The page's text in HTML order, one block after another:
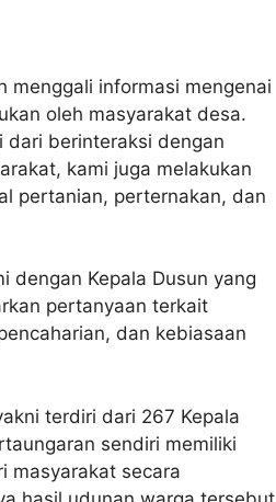
menggali informasi mengenai
oleh masyarakat desa.
dari berinteraksi dengan
kami juga melakukan
pertanian, perternakan, dan
dengan Kepala Dusun yang
pertanyaan terkait
dan kebiasaan
terdiri dari 267 Kepala
sendiri memiliki
masyarakat secara